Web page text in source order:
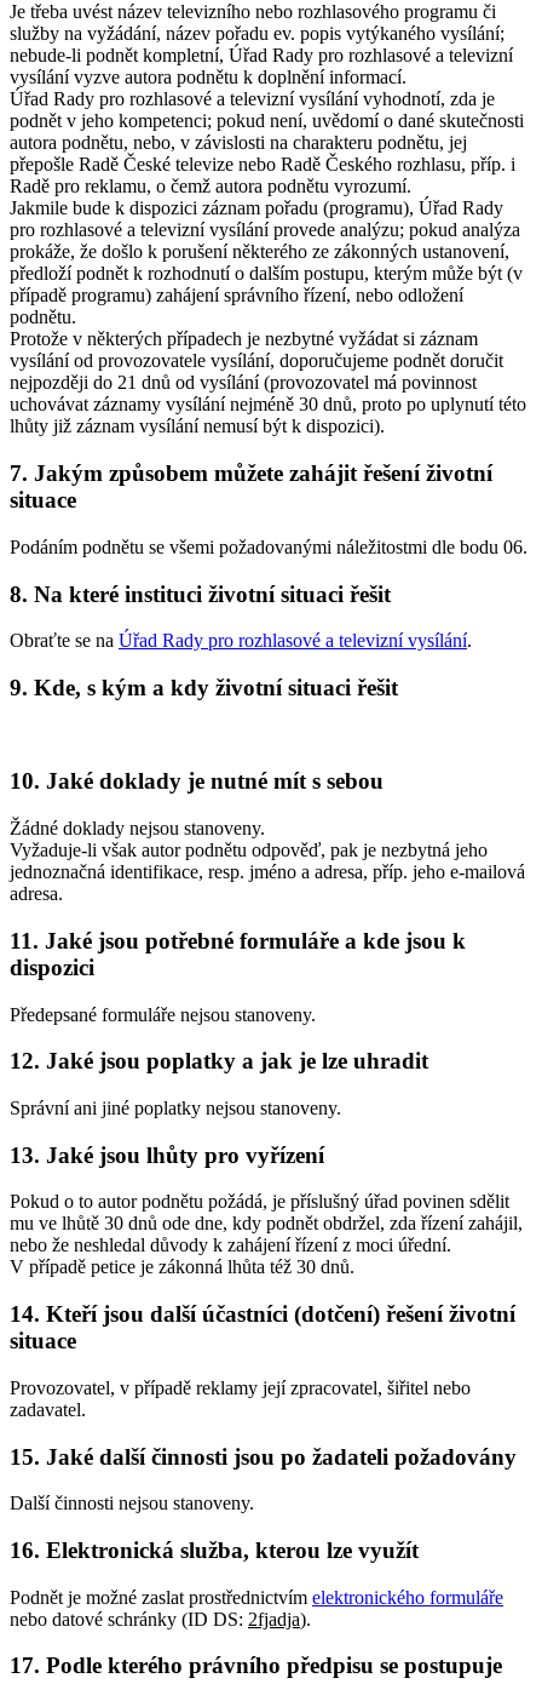
Je třeba uvést název televizního nebo rozhlasového programu či
služby na vyžádání, název pořadu ev. popis vytýkaného vysílání;
nebude-li podnět kompletní, Úřad Rady pro rozhlasové a televizní
vysílání vyzve autora podnětu k doplnění informací.
Úřad Rady pro rozhlasové a televizní vysílání vyhodnotí, zda je
podnět v jeho kompetenci; pokud není, uvědomí o dané skutečnosti
autora podnětu, nebo, v závislosti na charakteru podnětu, jej
přepošle Radě České televize nebo Radě Českého rozhlasu, příp. i
Radě pro reklamu, o čemž autora podnětu vyrozumí.
Jakmile bude k dispozici záznam pořadu (programu), Úřad Rady
pro rozhlasové a televizní vysílání provede analýzu; pokud analýza
prokáže, že došlo k porušení některého ze zákonných ustanovení,
předloží podnět k rozhodnutí o dalším postupu, kterým může být (v
případě programu) zahájení správního řízení, nebo odložení
podnětu.
Protože v některých případech je nezbytné vyžádat si záznam
vysílání od provozovatele vysílání, doporučujeme podnět doručit
nejpozději do 21 dnů od vysílání (provozovatel má povinnost
uchovávat záznamy vysílání nejméně 30 dnů, proto po uplynutí této
lhůty již záznam vysílání nemusí být k dispozici).
7. Jakým způsobem můžete zahájit řešení životní
situace
Podáním podnětu se všemi požadovanými náležitostmi dle bodu 06.
8. Na které instituci životní situaci řešit
Obraťte se na Úřad Rady pro rozhlasové a televizní vysílání.
9. Kde, s kým a kdy životní situaci řešit
10. Jaké doklady je nutné mít s sebou
Žádné doklady nejsou stanoveny.
Vyžaduje-li však autor podnětu odpověď, pak je nezbytná jeho
jednoznačná identifikace, resp. jméno a adresa, příp. jeho e-mailová
adresa.
11. Jaké jsou potřebné formuláře a kde jsou k
dispozici
Předepsané formuláře nejsou stanoveny.
12. Jaké jsou poplatky a jak je lze uhradit
Správní ani jiné poplatky nejsou stanoveny.
13. Jaké jsou lhůty pro vyřízení
Pokud o to autor podnětu požádá, je příslušný úřad povinen sdělit
mu ve lhůtě 30 dnů ode dne, kdy podnět obdržel, zda řízení zahájil,
nebo že neshledal důvody k zahájení řízení z moci úřední.
V případě petice je zákonná lhůta též 30 dnů.
14. Kteří jsou další účastníci (dotčení) řešení životní
situace
Provozovatel, v případě reklamy její zpracovatel, šiřitel nebo
zadavatel.
15. Jaké další činnosti jsou po žadateli požadovány
Další činnosti nejsou stanoveny.
16. Elektronická služba, kterou lze využít
Podnět je možné zaslat prostřednictvím elektronického formuláře
nebo datové schránky (ID DS: 2fjadja).
17. Podle kterého právního předpisu se postupuje